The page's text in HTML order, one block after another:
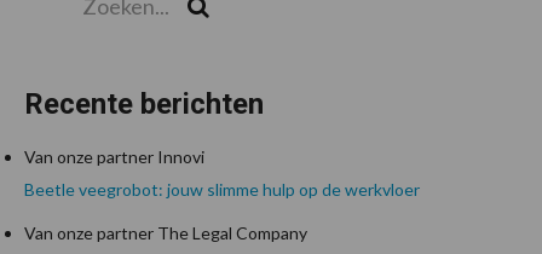
Recente berichten
Van onze partner Innovi
Beetle veegrobot: jouw slimme hulp op de werkvloer
Van onze partner The Legal Company